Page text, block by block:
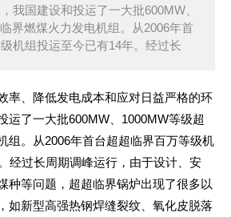
我国建设和投运了一大批600MW、
界燃煤火力发电机组。从2006年首
机组投运至今已有14年。经过长
率、降低发电成本和应对日益严格的环
运了一大批600MW、1000MW等级超
组。从2006年首台超超临界百万等级机
经过长周期调峰运行，由于设计、安
种等问题，超超临界锅炉出现了很多以
如新型高强热钢焊缝裂纹、氧化皮脱落